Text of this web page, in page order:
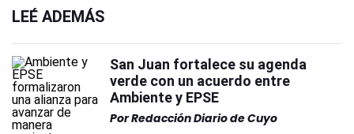
LEÉ ADEMÁS
San Juan fortalece su agenda
verde con un acuerdo entre
Ambiente y EPSE
PorRedacción Diario de Cuyo